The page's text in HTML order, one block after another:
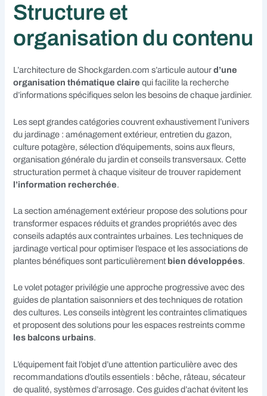
Structure et
organisation du contenu
L’architecture de Shockgarden.com s’articule autourd’une
organisation thématique claire qui facilite la recherche
d’informations spécifiques selon les besoins de chaque jardinier.
Les sept grandes catégories couvrent exhaustivement l’univers
du jardinage : aménagement extérieur, entretien du gazon,
culture potagère, sélection d’équipements, soins aux fleurs,
organisation générale du jardin et conseils transversaux. Cette
structuration permet à chaque visiteur de trouver rapidement
l’information recherchée.
La section aménagement extérieur propose des solutions pour
transformer espaces réduits et grandes propriétés avec des
conseils adaptés aux contraintes urbaines. Les techniques de
jardinage vertical pour optimiser l’espace et les associations de
plantes bénéfiques sont particulièrement bien développées.
Le volet potager privilégie une approche progressive avec des
guides de plantation saisonniers et des techniques de rotation
des cultures. Les conseils intègrent les contraintes climatiques
et proposent des solutions pour les espaces restreints comme
les balcons urbains.
L’équipement fait l’objet d’une attention particulière avec des
recommandations d’outils essentiels : bêche, râteau, sécateur
de qualité, systèmes d’arrosage. Ces guides d’achat évitent les